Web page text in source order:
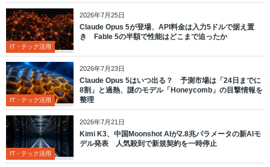
2026年7月25日
IT・テック活用
Claude Opus 5が登場、API料金は入力5ドルで据え置
き Fable 5の半額で性能はどこまで迫ったか
2026年7月23日
IT・テック活用
Claude Opus 5はいつ出る？ 予測市場は「24日までに
8割」と過熱、謎のモデル「Honeycomb」の目撃情報を
整理
2026年7月21日
IT・テック活用
Kimi K3、中国Moonshot AIが2.8兆パラメータの新AIモ
デル発表 人気殺到で新規契約を一時停止